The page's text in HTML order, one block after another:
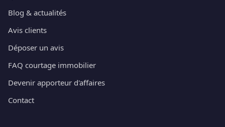
Blog & actualités
Avis clients
Déposer un avis
FAQ courtage immobilier
Devenir apporteur d'affaires
Contact